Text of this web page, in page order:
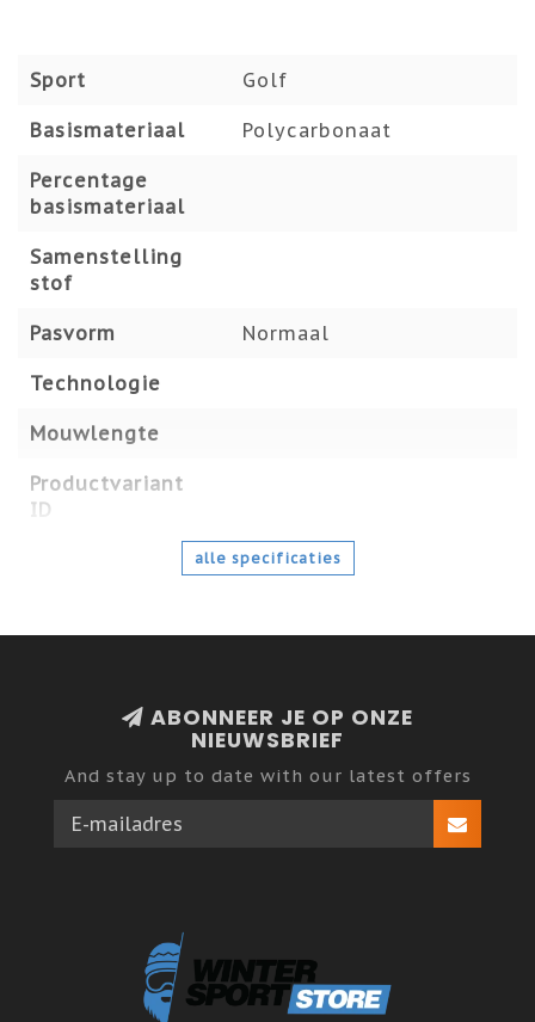
Sport Golf
Basismateriaal Polycarbonaat
Percentage
basismateriaal
Samenstelling
stof
Pasvorm Normaal
Technologie
Mouwlengte
Productvariant
ID
alle specificaties
ABONNEER JE OP ONZE
NIEUWSBRIEF
And stay up to date with our latest offers